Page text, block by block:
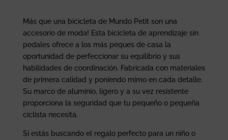
Más que una bicicleta de Mundo Petit son una
accesorio de moda! Esta bicicleta de aprendizaje sin
pedales ofrece a los más peques de casa la
oportunidad de perfeccionar su equilibrio y sus
habilidades de coordinación. Fabricada con materiales
de primera calidad y poniendo mimo en cada detalle.
Su marco de aluminio, ligero y a su vez resistente
proporciona la seguridad que tu pequeño o pequeña
ciclista necesita.
Si estás buscando el regalo perfecto para un niño o